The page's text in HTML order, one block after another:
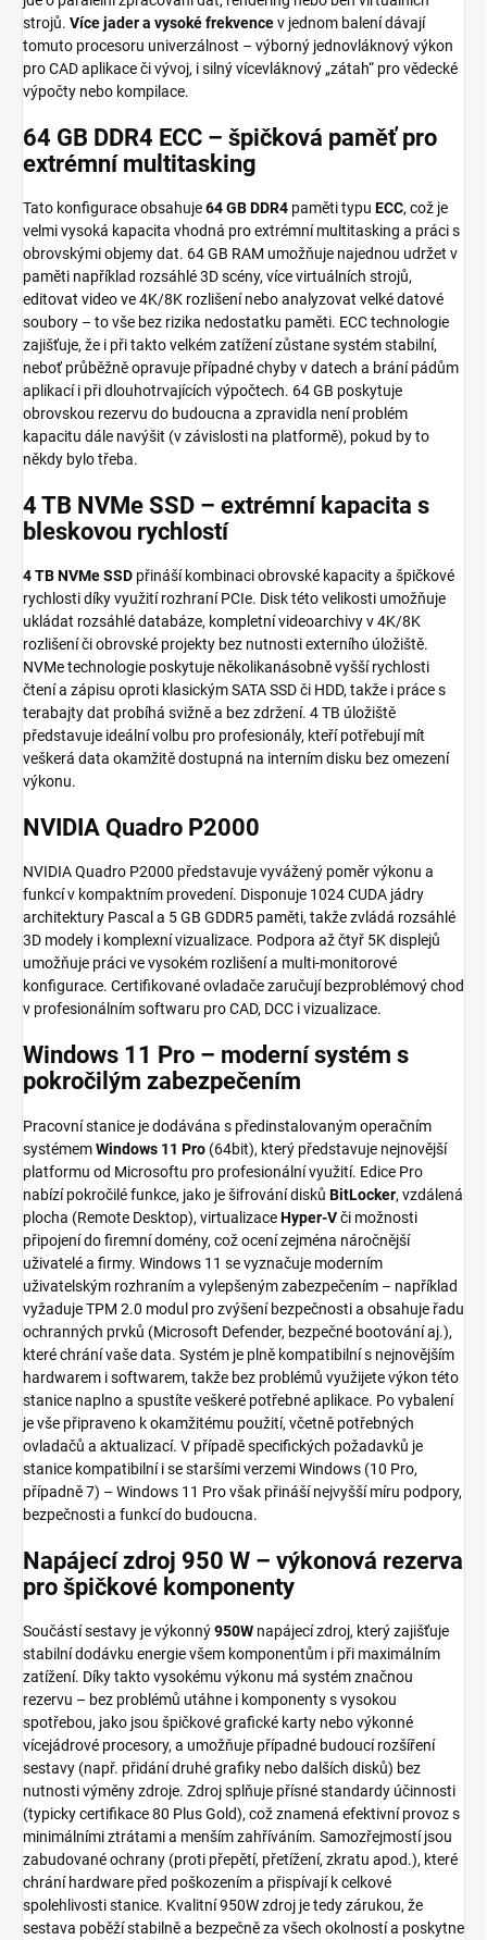
strojů. Více jader a vysoké frekvencev jednom balení dávají
tomuto procesoru univerzálnost – výborný jednovláknový výkon
pro CAD aplikace či vývoj, i silný vícevláknový „zátah“ pro vědecké
výpočty nebo kompilace.
64 GB DDR4 ECC – špičková paměť pro
extrémní multitasking
Tato konfigurace obsahuje64 GB DDR4 paměti typu ECC, což je
velmi vysoká kapacita vhodná pro extrémní multitasking a práci s
obrovskými objemy dat. 64 GB RAM umožňuje najednou udržet v
paměti například rozsáhlé 3D scény, více virtuálních strojů,
editovat video ve 4K/8K rozlišení nebo analyzovat velké datové
soubory – to vše bez rizika nedostatku paměti. ECC technologie
zajišťuje, že i při takto velkém zatížení zůstane systém stabilní,
neboť průběžně opravuje případné chyby v datech a brání pádům
aplikací i při dlouhotrvajících výpočtech. 64 GB poskytuje
obrovskou rezervu do budoucna a zpravidla není problém
kapacitu dále navýšit (v závislosti na platformě), pokud by to
někdy bylo třeba.
4 TB NVMe SSD – extrémní kapacita s
bleskovou rychlostí
4 TB NVMe SSD přináší kombinaci obrovské kapacity a špičkové
rychlosti díky využití rozhraní PCIe. Disk této velikosti umožňuje
ukládat rozsáhlé databáze, kompletní videoarchivy v 4K/8K
rozlišení či obrovské projekty bez nutnosti externího úložiště.
NVMe technologie poskytuje několikanásobně vyšší rychlosti
čtení a zápisu oproti klasickým SATA SSD či HDD, takže i práce s
terabajty dat probíhá svižně a bez zdržení. 4 TB úložiště
představuje ideální volbu pro profesionály, kteří potřebují mít
veškerá data okamžitě dostupná na interním disku bez omezení
výkonu.
NVIDIA Quadro P2000
NVIDIA Quadro P2000 představuje vyvážený poměr výkonu a
funkcí v kompaktním provedení. Disponuje 1024 CUDA jádry
architektury Pascal a 5 GB GDDR5 paměti, takže zvládá rozsáhlé
3D modely i komplexní vizualizace. Podpora až čtyř 5K displejů
umožňuje práci ve vysokém rozlišení a multi-monitorové
konfigurace. Certifikované ovladače zaručují bezproblémový chod
v profesionálním softwaru pro CAD, DCC i vizualizace.
Windows 11 Pro – moderní systém s
pokročilým zabezpečením
Pracovní stanice je dodávána s předinstalovaným operačním
systémemWindows 11 Pro (64bit), který představuje nejnovější
platformu od Microsoftu pro profesionální využití. Edice Pro
nabízí pokročilé funkce, jako je šifrování disků BitLocker, vzdálená
plocha (Remote Desktop), virtualizaceHyper-Vči možnosti
připojení do firemní domény, což ocení zejména náročnější
uživatelé a firmy. Windows 11 se vyznačuje moderním
uživatelským rozhraním a vylepšeným zabezpečením – například
vyžaduje TPM 2.0 modul pro zvýšení bezpečnosti a obsahuje řadu
ochranných prvků (Microsoft Defender, bezpečné bootování aj.),
které chrání vaše data. Systém je plně kompatibilní s nejnovějším
hardwarem i softwarem, takže bez problémů využijete výkon této
stanice naplno a spustíte veškeré potřebné aplikace. Po vybalení
je vše připraveno k okamžitému použití, včetně potřebných
ovladačů a aktualizací. V případě specifických požadavků je
stanice kompatibilní i se staršími verzemi Windows (10 Pro,
případně 7) – Windows 11 Pro však přináší nejvyšší míru podpory,
bezpečnosti a funkcí do budoucna.
Napájecí zdroj 950 W – výkonová rezerva
pro špičkové komponenty
Součástí sestavy je výkonný950W napájecí zdroj, který zajišťuje
stabilní dodávku energie všem komponentům i při maximálním
zatížení. Díky takto vysokému výkonu má systém značnou
rezervu – bez problémů utáhne i komponenty s vysokou
spotřebou, jako jsou špičkové grafické karty nebo výkonné
vícejádrové procesory, a umožňuje případné budoucí rozšíření
sestavy (např. přidání druhé grafiky nebo dalších disků) bez
nutnosti výměny zdroje. Zdroj splňuje přísné standardy účinnosti
(typicky certifikace 80 Plus Gold), což znamená efektivní provoz s
minimálními ztrátami a menším zahříváním. Samozřejmostí jsou
zabudované ochrany (proti přepětí, přetížení, zkratu apod.), které
chrání hardware před poškozením a přispívají k celkové
spolehlivosti stanice. Kvalitní 950W zdroj je tedy zárukou, že
sestava poběží stabilně a bezpečně za všech okolností a poskytne